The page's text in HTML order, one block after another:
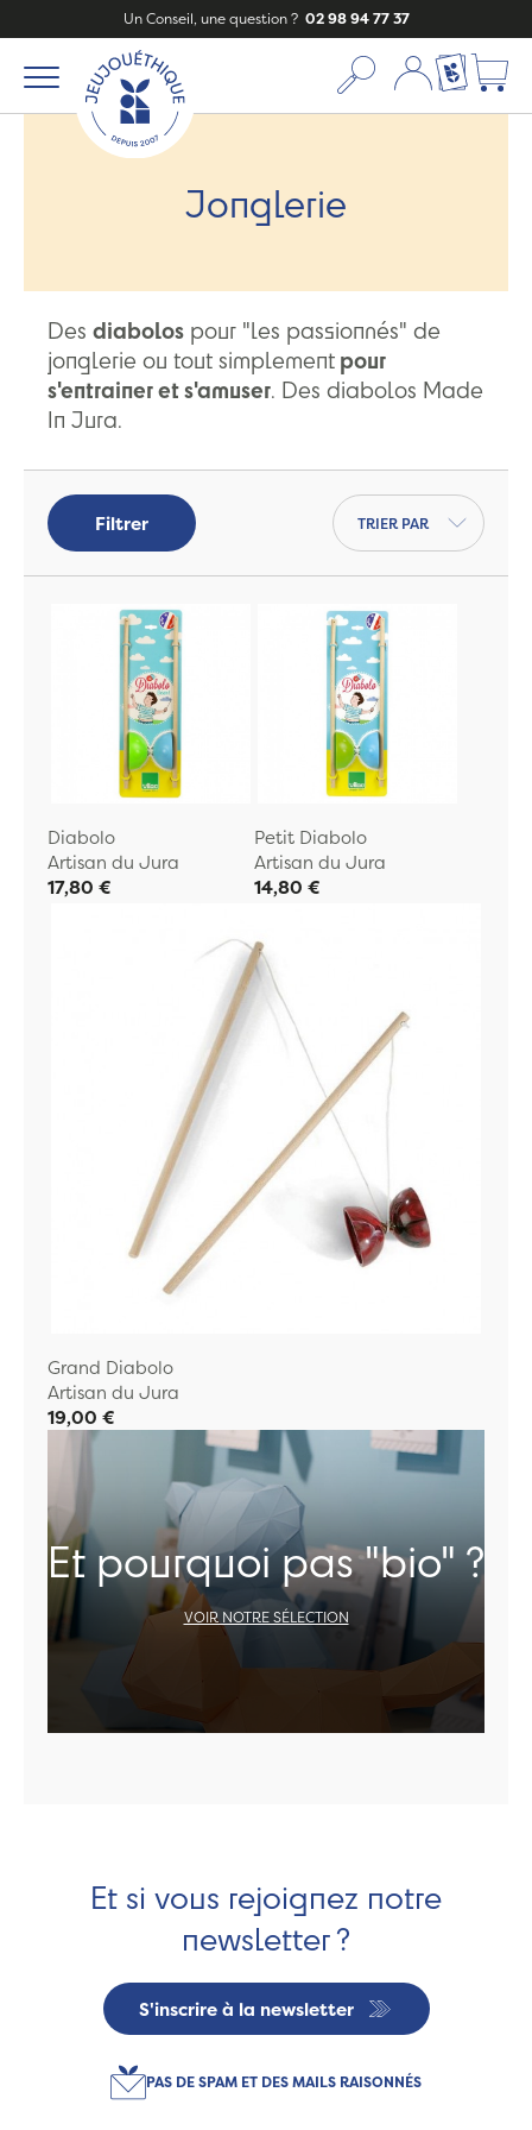
Un Conseil, une question ? 02 98 94 77 37
Mon compte
Ma liste
Jonglerie
Des diabolos pour "les passionnés" de
jonglerie ou tout simplement pour
s'entrainer et s'amuser. Des diabolos Made
In Jura.
Filtrer
Trier par
Diabolo
Artisan du Jura
17,80 €
Petit Diabolo
Artisan du Jura
14,80 €
Grand Diabolo
Artisan du Jura
19,00 €
Et pourquoi pas "bio" ?
VOIR NOTRE SÉLECTION
Et si vous rejoignez notre
newsletter ?
S'inscrire à la newsletter
PAS DE SPAM ET DES MAILS RAISONNÉS